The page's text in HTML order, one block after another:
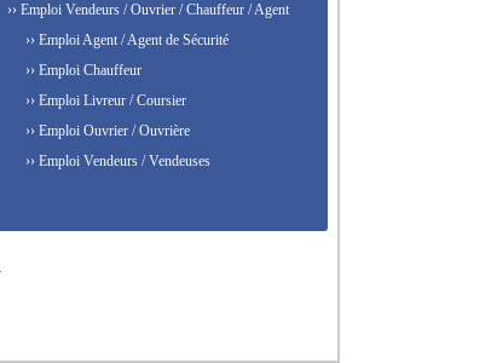
›› Emploi Vendeurs / Ouvrier / Chauffeur / Agent
›› Emploi Agent / Agent de Sécurité
›› Emploi Chauffeur
›› Emploi Livreur / Coursier
›› Emploi Ouvrier / Ouvrière
›› Emploi Vendeurs / Vendeuses